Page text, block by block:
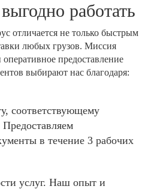
работать
отличается не только быстрым
любых грузов. Миссия
предоставление
выбирают нас благодаря:
соответствующему
Предоставляем
в течение 3 рабочих
услуг. Наш опыт и